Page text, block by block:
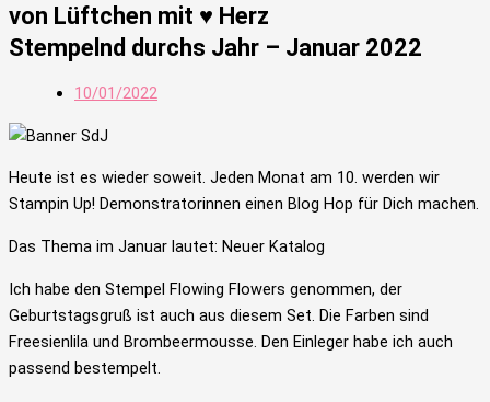
von Lüftchen mit ♥ Herz
Stempelnd durchs Jahr – Januar 2022
10/01/2022
Heute ist es wieder soweit. Jeden Monat am 10. werden wir
Stampin Up! Demonstratorinnen einen Blog Hop für Dich machen.
Das Thema im Januar lautet: Neuer Katalog
Ich habe den Stempel Flowing Flowers genommen, der
Geburtstagsgruß ist auch aus diesem Set. Die Farben sind
Freesienlila und Brombeermousse. Den Einleger habe ich auch
passend bestempelt.